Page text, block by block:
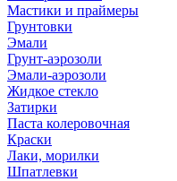
Мастики и праймеры
Грунтовки
Эмали
Грунт-аэрозоли
Эмали-аэрозоли
Жидкое стекло
Затирки
Паста колеровочная
Краски
Лаки, морилки
Шпатлевки